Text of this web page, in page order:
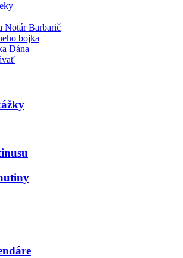
Notár Barbarič
bojka
Dána